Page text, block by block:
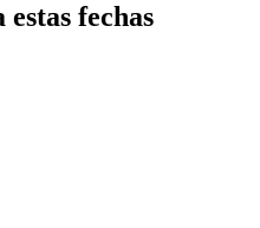
fechas